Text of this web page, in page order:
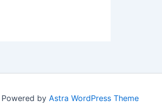
by Astra WordPress Theme